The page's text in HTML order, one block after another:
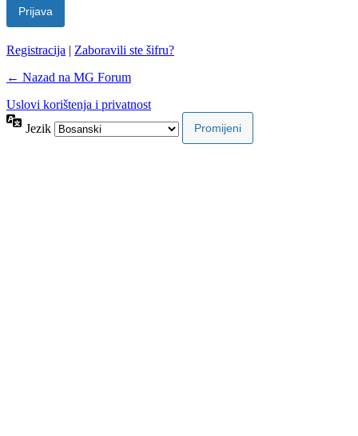
Registracija | Zaboravili ste šifru?
← Nazad na MG Forum
Uslovi korištenja i privatnost
Jezik